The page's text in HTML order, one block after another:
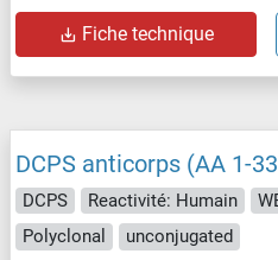
Fiche technique
DCPS anticorps (AA 1-
DCPS Reactivité: Humain
Polyclonal
unconjugated